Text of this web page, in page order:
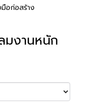
มือก่อสร้าง
มงานหนัก